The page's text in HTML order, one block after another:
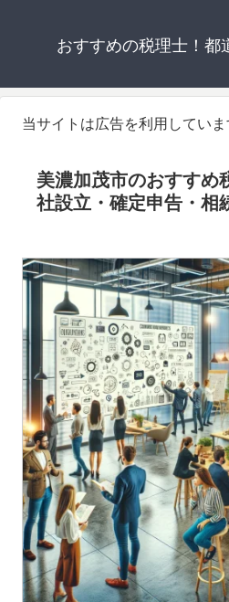
おすすめの税理士！都
当サイトは広告を利用していま
美濃加茂市のおすすめ
社設立・確定申告・相